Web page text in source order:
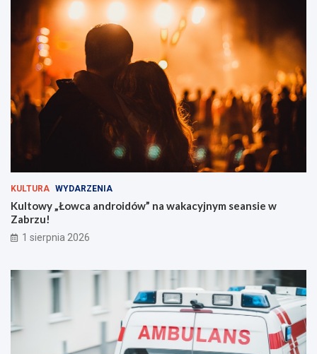
v
u
ż
z
i
e
m
!
?
KULTURA WYDARZENIA
Kultowy „Łowca androidów” na wakacyjnym seansie w
Zabrzu!
1 sierpnia 2026